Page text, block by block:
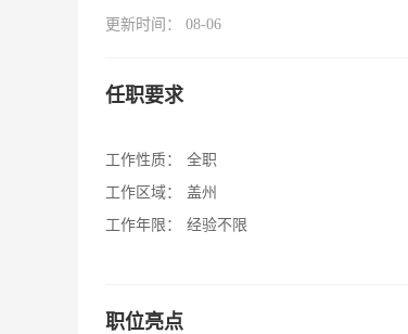
更新时间： 08-06
任职要求
工作性质：
全职
工作区域：
盖州
工作年限：
经验不限
职位亮点